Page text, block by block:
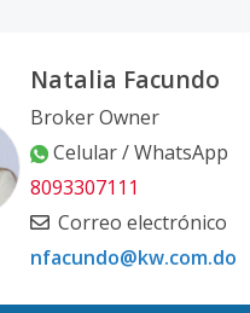
Natalia Facundo
Broker Owner
Celular / WhatsApp
8093307111
Correo electrónico
nfacundo@kw.com.do